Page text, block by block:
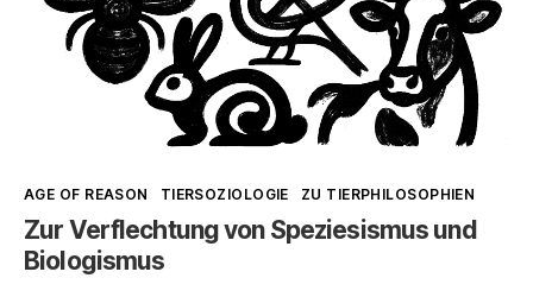
Kategorien
AGE OF REASON TIERSOZIOLOGIE ZU TIERPHILOSOPHIEN
Zur Verflechtung von Speziesismus und
Biologismus